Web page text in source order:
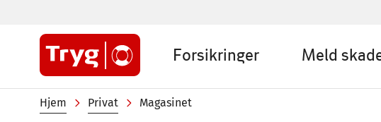
hovedinnhold
Sub
Private
Forsikringer Meld
Navigasjonssti
Hjem Privat Magasinet